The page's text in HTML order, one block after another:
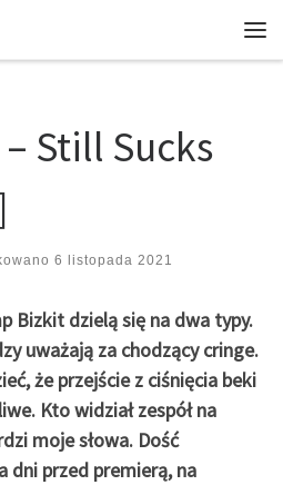
Still Sucks
6 listopada 2021
Bizkit dzielą się na dwa typy.
uważają za chodzący cringe.
że przejście z ciśnięcia beki
Kto widział zespół na
moje słowa. Dość
dni przed premierą, na